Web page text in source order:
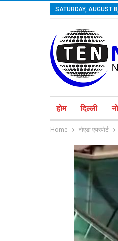
SATURDAY, AUGUST
होम दिल्ली
Home नोएडा एयरपोर्ट